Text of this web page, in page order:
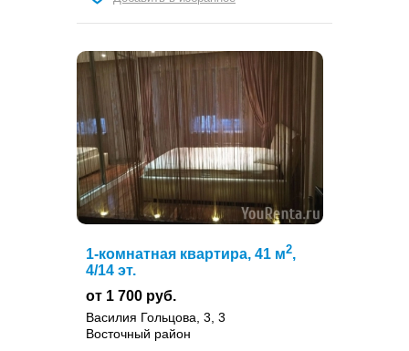
1-комнатная квартира, 41 м2,
4/14 эт.
от 1 700 руб.
Василия Гольцова, 3, 3
Восточный район